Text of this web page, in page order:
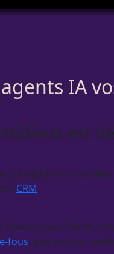
agents IA
est
qui exploite un
CRM.
sur-Deûle,
fous, puis je vous